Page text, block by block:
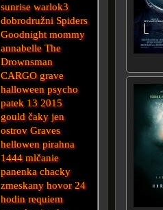
sunrise warlok3
dobrodružni Spiders
Goodnight mommy
annabelle The
Drownsman
CARGO grave
halloween psycho
patek 13 2015
gould čaky jen
ostrov Graves
hellowen pirahna
1444 mlčanie
panenka chacky
zmeskany hovor 24
hodin requiem